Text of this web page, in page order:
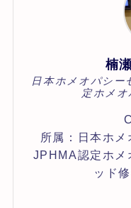
楠
日本ホメオパシ
定ホメ
所属：日本ホ
JPHMA認定ホ
ッド